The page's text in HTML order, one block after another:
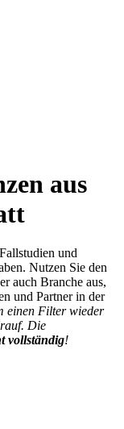
aus
und
Nutzen Sie den
auch Branche aus,
und Partner in der
einen Filter wieder
Die
vollständig!